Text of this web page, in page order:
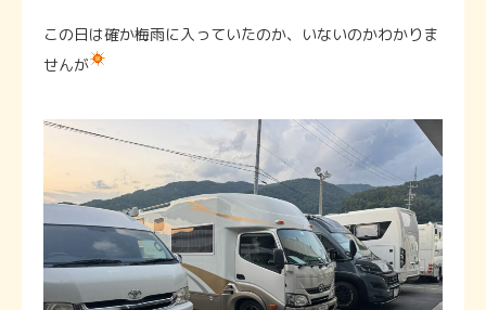
この日は確か梅雨に入っていたのか、いないのかわかりま
せんが